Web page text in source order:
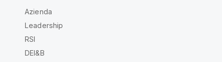
Azienda
Leadership
RSI
DEI&B